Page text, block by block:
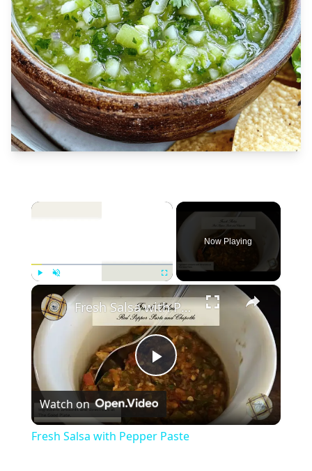
×
Unmute Fullscreen
Now Playing
×
Play
Video
Fresh Salsa with Pepper Paste
Watch on
Fresh Salsa with Pepper Paste